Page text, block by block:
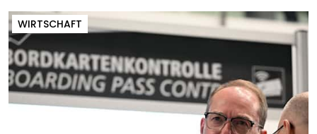
WIRTSCHAFT